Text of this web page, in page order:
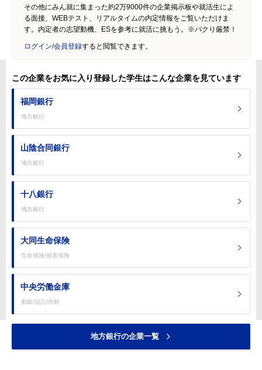
その他にみん就に集まった約2万9000件の企業掲示板や就活生によ
る面接、WEBテスト、リアルタイムの内定情報をご覧いただけま
す。内定者の志望動機、ESを参考に就活に挑もう。※パクり厳禁！
ログイン/会員登録すると閲覧できます。
この企業をお気に入り登録した学生はこんな企業を見ています
福岡銀行
地方銀行
山陰合同銀行
地方銀行
十八銀行
地方銀行
大同生命保険
生命保険/損害保険
中央労働金庫
都銀/信託/外銀
地方銀行の企業一覧